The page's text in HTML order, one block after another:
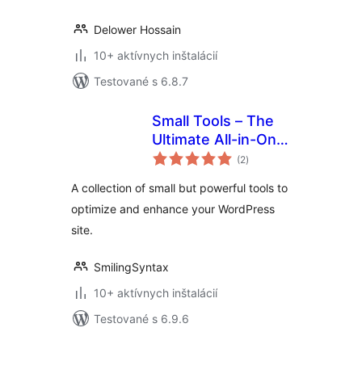
Delower Hossain
10+ aktívnych inštalácií
Testované s 6.8.7
Small Tools – The
Ultimate All-in-One
WordPress Utility
(2celkové
hodnotenie
)
A collection of small but powerful tools to
optimize and enhance your WordPress
site.
SmilingSyntax
10+ aktívnych inštalácií
Testované s 6.9.6